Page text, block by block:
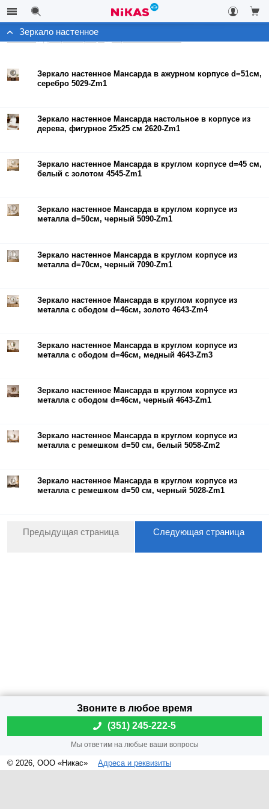
Каталог
Зеркало настенное
Зеркало настенное Мансарда в ажурном корпусе d=51см,
серебро 5029-Zm1
Зеркало настенное Мансарда настольное в корпусе из
дерева, фигурное 25х25 см 2620-Zm1
Зеркало настенное Мансарда в круглом корпусе d=45 см,
белый с золотом 4545-Zm1
Зеркало настенное Мансарда в круглом корпусе из
металла d=50см, черный 5090-Zm1
Зеркало настенное Мансарда в круглом корпусе из
металла d=70см, черный 7090-Zm1
Зеркало настенное Мансарда в круглом корпусе из
металла с ободом d=46см, золото 4643-Zm4
Зеркало настенное Мансарда в круглом корпусе из
металла с ободом d=46см, медный 4643-Zm3
Зеркало настенное Мансарда в круглом корпусе из
металла с ободом d=46см, черный 4643-Zm1
Зеркало настенное Мансарда в круглом корпусе из
металла с ремешком d=50 см, белый 5058-Zm2
Зеркало настенное Мансарда в круглом корпусе из
металла с ремешком d=50 см, черный 5028-Zm1
Предыдущая страница Следующая страница
© 2026, ООО «Никас» Адреса и реквизиты
(351) 245-222-5